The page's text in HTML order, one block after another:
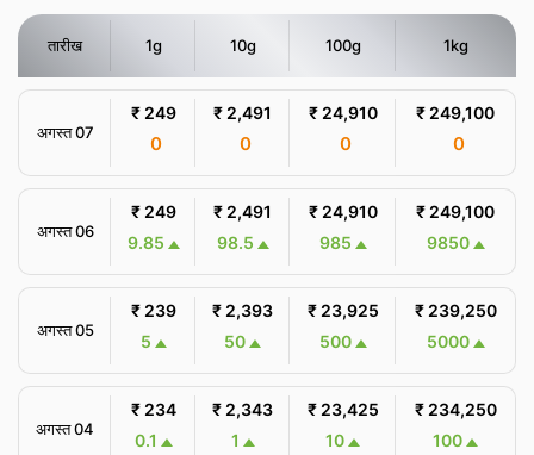
तारीख 1g 10g 100g 1kg
अगस्त 07
₹ 249
0
₹ 2,491
0
₹ 24,910
0
₹ 249,100
0
अगस्त 06
₹ 249
9.85
₹ 2,491
98.5
₹ 24,910
985
₹ 249,100
9850
अगस्त 05
₹ 239
5
₹ 2,393
50
₹ 23,925
500
₹ 239,250
5000
अगस्त 04
₹ 234
0.1
₹ 2,343
1
₹ 23,425
10
₹ 234,250
100